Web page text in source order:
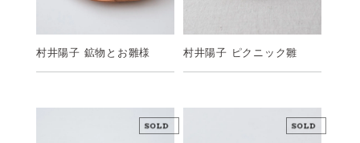
村井陽子 鉱物とお雛様 村井陽子 ピクニック雛